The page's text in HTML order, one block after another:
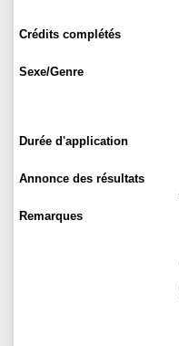
Crédits complétés
Sexe/Genre
Durée d'application
Annonce des résultats
Remarques